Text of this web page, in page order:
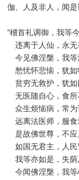
伽、人及非人，闻
“稽首礼调御，我等
违离于人仙，永无
今见佛涅槃，我等
愁忧怀悲恼，犹如
贫穷无救护，犹如
无医随自心，食所
众生烦恼病，常为
远离法医师，服食
是故佛世尊，不应
如国无君主，人民
我等亦如是，失荫
今闻佛涅槃，我等